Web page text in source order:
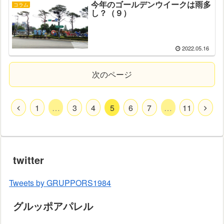
コラム 今年のゴールデンウイークは雨多
し？（９）
2022.05.16
次のページ
1 … 3 4 5 6 7 … 11
twitter
Tweets by GRUPPORS1984
グルッポアパレル